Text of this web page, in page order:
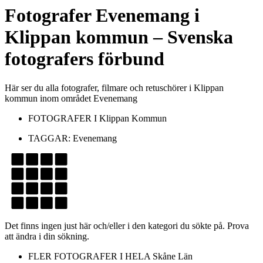
FotograferEvenemang i
Klippan kommun– Svenska
fotografers förbund
Här ser du alla fotografer, filmare och retuschörer i Klippan
kommun inom området Evenemang
FOTOGRAFER I Klippan Kommun
TAGGAR: Evenemang
Det finns ingen just här och/eller i den kategori du sökte på. Prova
att ändra i din sökning.
FLER FOTOGRAFER I HELA Skåne Län